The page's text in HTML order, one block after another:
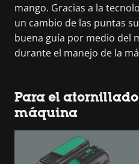
mango. Gracias a la
un cambio de las puntas
buena guía por medio del
durante el manejo de la
Para el
máquina